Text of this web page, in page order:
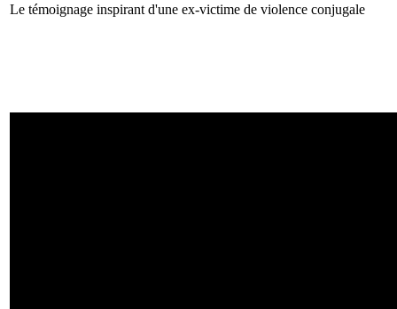
Le témoignage inspirant d'une ex-victime de violence conjugale